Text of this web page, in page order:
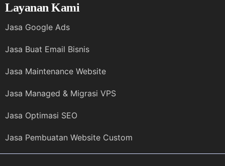
Layanan Kami
Jasa Google Ads
Jasa Buat Email Bisnis
Jasa Maintenance Website
Jasa Managed & Migrasi VPS
Jasa Optimasi SEO
Jasa Pembuatan Website Custom